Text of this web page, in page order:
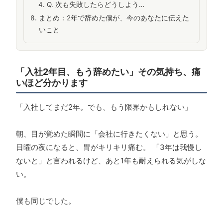
Q. 次も失敗したらどうしよう…
まとめ：2年で辞めた僕が、今のあなたに伝えた
いこと
「入社2年目、もう辞めたい」その気持ち、痛
いほど分かります
「入社してまだ2年。でも、もう限界かもしれない」
朝、目が覚めた瞬間に「会社に行きたくない」と思う。
日曜の夜になると、胃がキリキリ痛む。 「3年は我慢し
ないと」と言われるけど、あと1年も耐えられる気がしな
い。
僕も同じでした。